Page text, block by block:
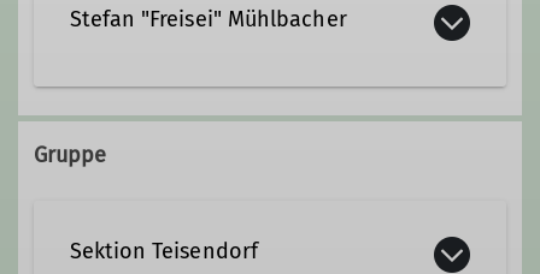
Stefan "Freisei" Mühlbacher
+49 178 2303330
Gruppe
Sektion Teisendorf